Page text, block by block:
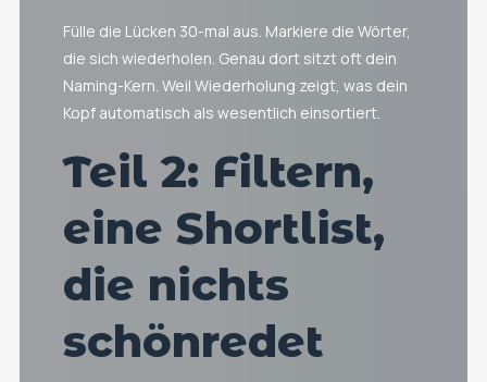
Fülle die Lücken 30-mal aus. Markiere die Wörter,
die sich wiederholen. Genau dort sitzt oft dein
Naming-Kern. Weil Wiederholung zeigt, was dein
Kopf automatisch als wesentlich einsortiert.
Teil 2: Filtern,
eine Shortlist,
die nichts
schönredet